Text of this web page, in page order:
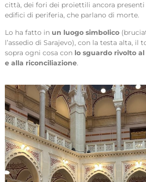
città, dei fori dei proiettili ancora
edifici di periferia, che parlano di morte.
Lo ha fatto in un luogo simbolico
l’assedio di Sarajevo), con la testa alta, il
sopra ogni cosa con lo sguardo rivolto
e alla riconciliazione.